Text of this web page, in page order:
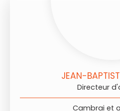
JEAN-
Directeur
Cambrai et